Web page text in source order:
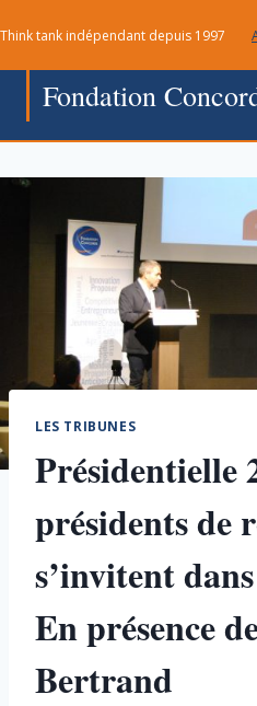
au
contenu
Think tank indépendant depuis 1997
Fondation
LES TRIBUNES
Présidentielle
présidents de
s’invitent
En présence
Bertrand